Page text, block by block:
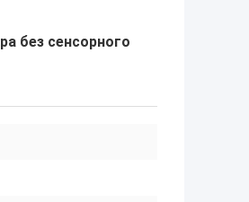
без сенсорного